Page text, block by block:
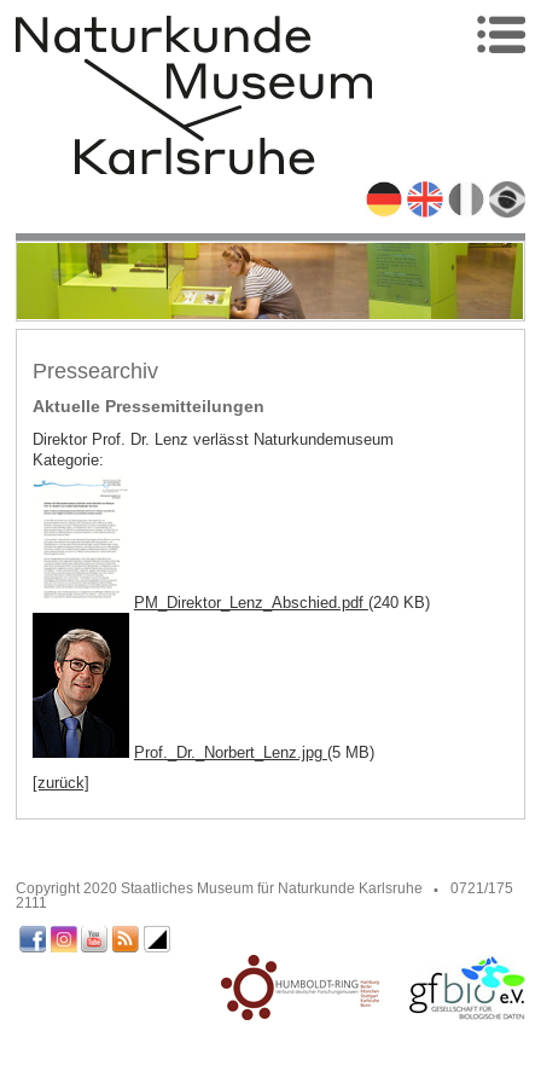
Pressearchiv
Aktuelle Pressemitteilungen
Direktor Prof. Dr. Lenz verlässt Naturkundemuseum
Kategorie:
PM_Direktor_Lenz_Abschied.pdf (240 KB)
Prof._Dr._Norbert_Lenz.jpg (5 MB)
[zurück]
Copyright 2020 Staatliches Museum für Naturkunde Karlsruhe
0721/175
2111